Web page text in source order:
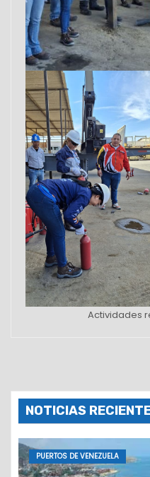
Actividades
NOTICIAS
PUERTOS DE VENEZUELA